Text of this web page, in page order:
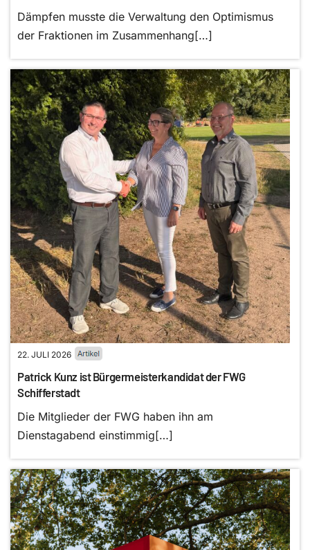
Dämpfen musste die Verwaltung den Optimismus
der Fraktionen im Zusammenhang[…]
22. JULI 2026
Patrick Kunz ist Bürgermeisterkandidat der FWG
Schifferstadt
Die Mitglieder der FWG haben ihn am
Dienstagabend einstimmig[…]